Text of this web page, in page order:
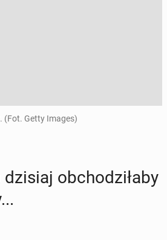
(Fot. Getty Images)
ob­chodz­iła­by